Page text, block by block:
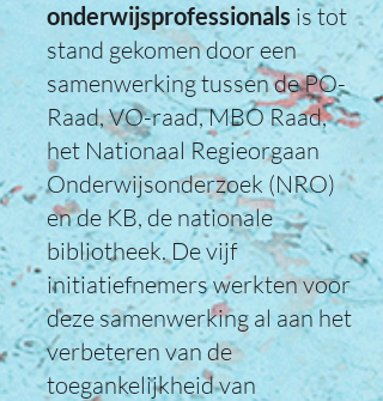
onderwijsprofessionals is tot
stand gekomen door een
samenwerking tussen de PO-
Raad, VO-raad, MBO Raad,
het Nationaal Regieorgaan
Onderwijsonderzoek (NRO)
en de KB, de nationale
bibliotheek. De vijf
initiatiefnemers werkten voor
deze samenwerking al aan het
verbeteren van de
toegankelijkheid van